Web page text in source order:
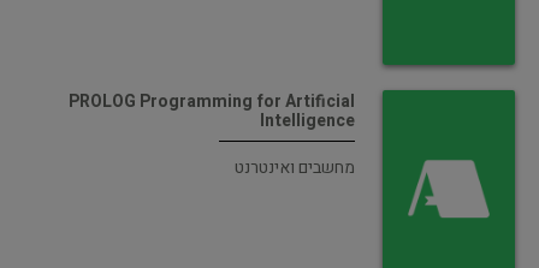
PROLOG Programming for Artificial
Intelligence
מחשבים ואינטרנט